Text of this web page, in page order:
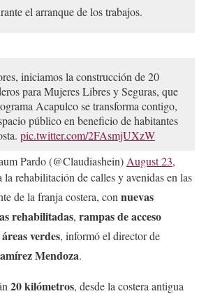
el arranque de los trabajos.
iniciamos la construcción de 20
para Mujeres Libres y Seguras, que
Acapulco se transforma contigo,
público en beneficio de habitantes
pic.twitter.com/2FAsmjUXzW
Pardo (@Claudiashein) August 23,
rehabilitación de calles y avenidas en las
de la franja costera, con nuevas
rehabilitadas, rampas de acceso
áreas verdes, informó el director de
Mendoza.
20 kilómetros, desde la costera antigua